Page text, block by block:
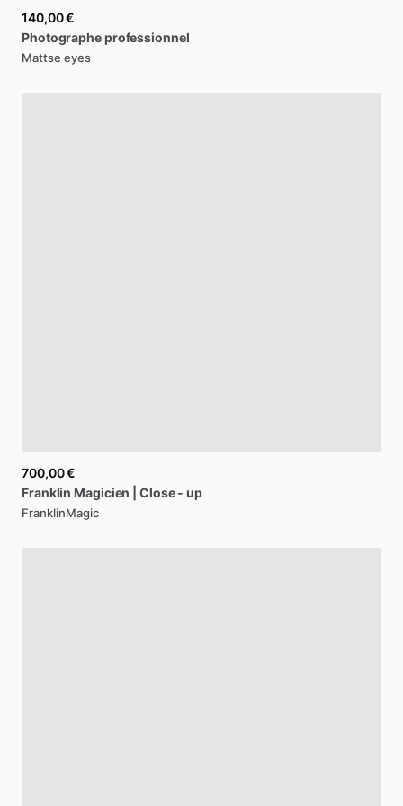
140,00 €
Photographeprofessionnel
Mattse eyes
700,00 €
Franklin Magicien Close - up
FranklinMagic